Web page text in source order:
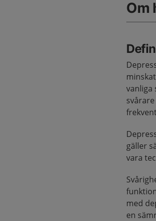
Om
vanliga
gäller
vara
med
en